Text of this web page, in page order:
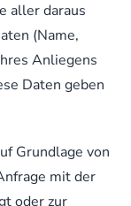
aller daraus
(Name,
Anliegens
Daten geben
Grundlage von
mit der
oder zur